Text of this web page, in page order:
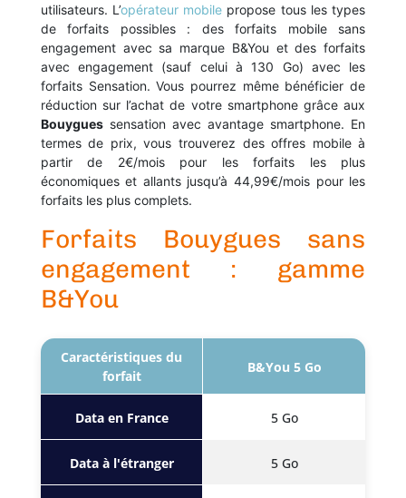
utilisateurs. L’opérateur mobile propose tous les types
de forfaits possibles : des forfaits mobile sans
engagement avec sa marque B&You et des forfaits
avec engagement (sauf celui à 130 Go) avec les
forfaits Sensation. Vous pourrez même bénéficier de
réduction sur l’achat de votre smartphone grâce aux
Bouyguessensation avec avantage smartphone. En
termes de prix, vous trouverez des offres mobile à
partir de 2€/mois pour les forfaits les plus
économiques et allants jusqu’à 44,99€/mois pour les
forfaits les plus complets.
Forfaits Bouygues sans
engagement : gamme
B&You
Caractéristiques du
forfait
Data en France
Data à l'étranger
B&You 5 Go
5 Go
5 Go